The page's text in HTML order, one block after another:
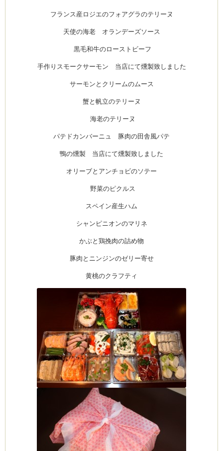
フランス産ロジエのフォアグラのテリーヌ
天使の海老 オランデーズソース
黒毛和牛のローストビーフ
手作りスモークサーモン 当店にて燻製致しました
サーモンとクリームのムース
蟹と帆立のテリーヌ
海老のテリーヌ
パテドカンバーニュ 豚肉の田舎風パテ
鴨の燻製 当店にて燻製致しました
オリーブとアンチョビのソテー
野菜のピクルス
スペイン産生ハム
シャンピニオンのマリネ
かぶと鶏挽肉の詰め物
豚肉とニンジンのゼリー寄せ
黄桃のクラフティ